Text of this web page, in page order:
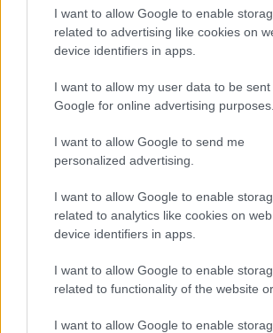
I want to allow Google to enable
related to advertising like cookies on
device identifiers in apps.
I want to allow my user data to be sent
Google for online advertising purposes.
I want to allow Google to send me
personalized advertising.
I want to allow Google to enable
related to analytics like cookies on
device identifiers in apps.
I want to allow Google to enable
related to functionality of the website
I want to allow Google to enable
Τρία χρόνια μετά τον
πρώτων κρουσμάτων του νέου
στην πόλη Ουχάν της Κίνας, οι
κατήργησαν στις 7 Δεκεμβρίου
δρακόντεια πολιτική
Χάρη σε αυτή ο πληθυσμός της
προστατευθεί σε μεγάλο
επιδημία, χάρη στα μαζικά
την αυστηρή παρακολούθηση
μετακινήσεων, αλλά και με την
lockdown σε ολόκληρες
εντοπισμό λίγων κρουσμάτων
απομόνωση σε ειδικά κέντρα
όσων βρίσκονταν θετικοί